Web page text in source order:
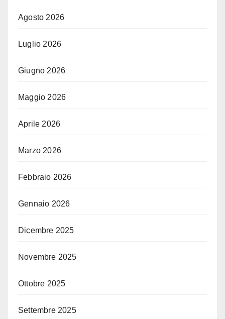
Agosto 2026
Luglio 2026
Giugno 2026
Maggio 2026
Aprile 2026
Marzo 2026
Febbraio 2026
Gennaio 2026
Dicembre 2025
Novembre 2025
Ottobre 2025
Settembre 2025